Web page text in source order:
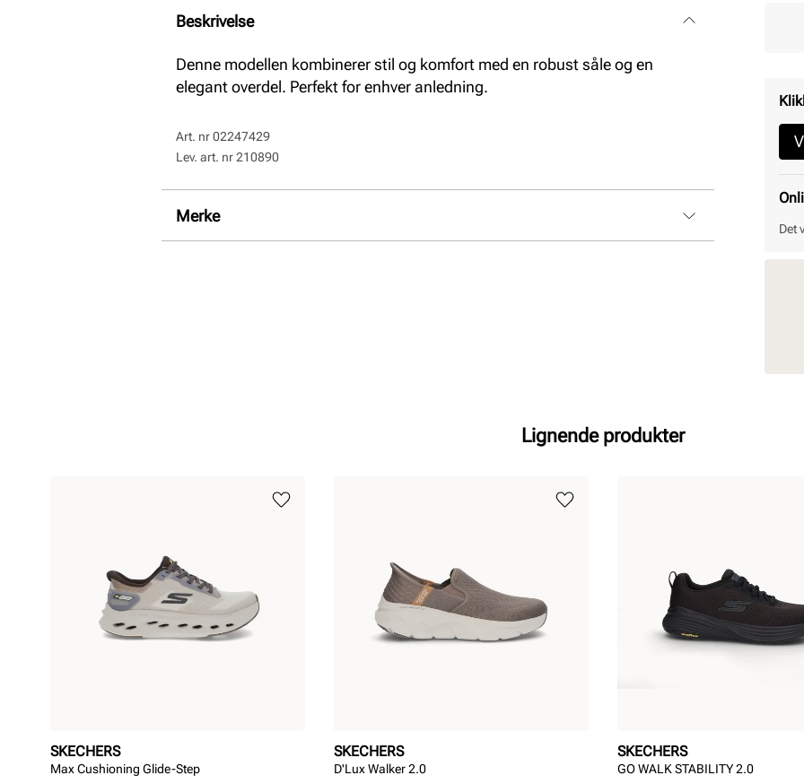
Beskrivelse
Denne modellen kombinerer stil og komfort med en robust såle og en
elegant overdel. Perfekt for enhver anledning.
Art. nr02247429
Lev. art. nr210890
Merke
Det
Lignende produkter
SKECHERS
Max Cushioning Glide-Step
SKECHERS
D'Lux Walker 2.0
SKECHERS
GO WALK STABILITY 2.0